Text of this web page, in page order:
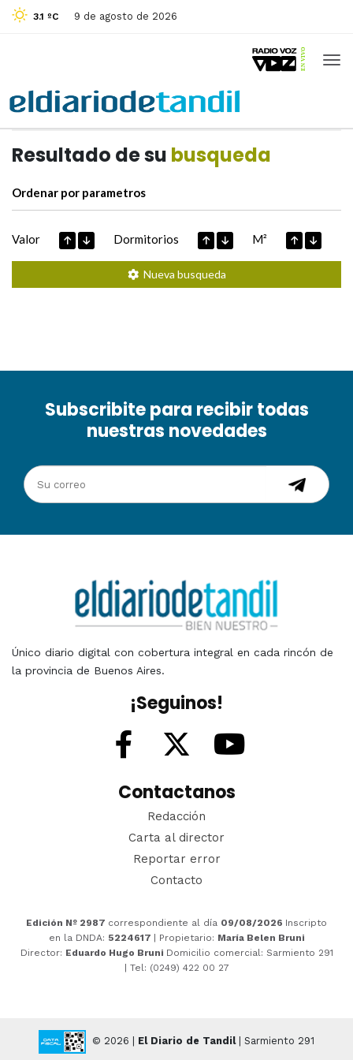
3.1 ºC 9 de agosto de 2026
Resultado de su busqueda
Ordenar por parametros
Valor Dormitorios M²
Nueva busqueda
Subscribite para recibir todas
nuestras novedades
Único diario digital con cobertura integral en cada rincón de
la provincia de Buenos Aires.
¡Seguinos!
Contactanos
Redacción
Carta al director
Reportar error
Contacto
Edición Nº 2987 correspondiente al día 09/08/2026 Inscripto
en la DNDA: 5224617 | Propietario: María Belen Bruni
Director: Eduardo Hugo Bruni Domicilio comercial: Sarmiento 291
| Tel: (0249) 422 00 27
© 2026 | El Diario de Tandil| Sarmiento 291